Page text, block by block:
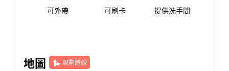
可外帶 可刷卡 提供洗手間
地圖 規劃路線